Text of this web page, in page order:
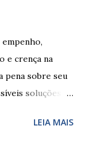
e crença na
pena sobre seu
soluções.
de expressar o
LEIA MAIS